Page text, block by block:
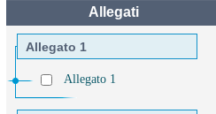
Allegati
Allegato 1
Allegato 1